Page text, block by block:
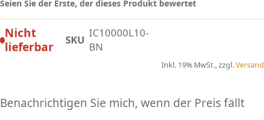
Nicht
lieferbar
SKU
IC10000L10-
BN
Seien Sie der Erste, der dieses Produkt bewertet
Inkl. 19% MwSt., zzgl.Versand
Benachrichtigen Sie mich, wenn der Preis fällt